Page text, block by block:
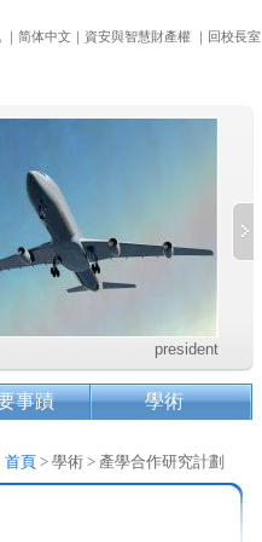
｜ 简体中文 ｜ 資安與智慧財產權 ｜ 回校長室
president
事蹟 學術
首頁 > 學術 > 產學合作研究計劃